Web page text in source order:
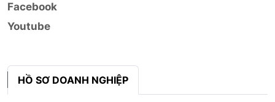
Facebook
Youtube
HỒ SƠ DOANH NGHIỆP